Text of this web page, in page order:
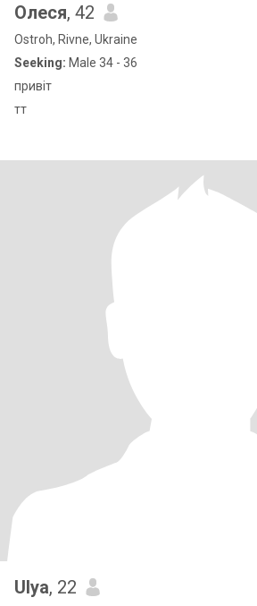
Олеся, 42
Ostroh, Rivne, Ukraine
Seeking: Male 34 - 36
привіт
тт
Ulya, 22